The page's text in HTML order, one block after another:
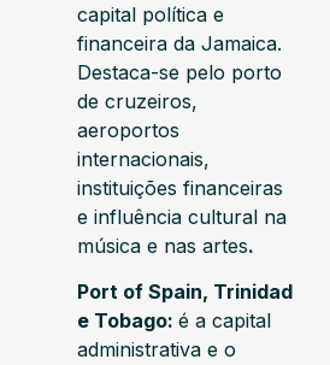
capital política e
financeira da Jamaica.
Destaca-se pelo porto
de cruzeiros,
aeroportos
internacionais,
instituições financeiras
e influência cultural na
música e nas artes.
Port of Spain, Trinidad
e Tobago: é a capital
administrativa e o